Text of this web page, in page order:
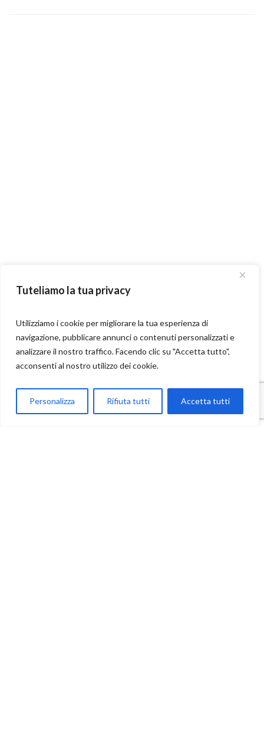
Tuteliamo la tua privacy
Utilizziamo i cookie per migliorare la tua esperienza di
navigazione, pubblicare annunci o contenuti personalizzati e
analizzare il nostro traffico. Facendo clic su "Accetta tutto",
acconsenti al nostro utilizzo dei cookie.
Personalizza Rifiuta tutti Accetta tutti
Parla con Motoexplora
Open chaty